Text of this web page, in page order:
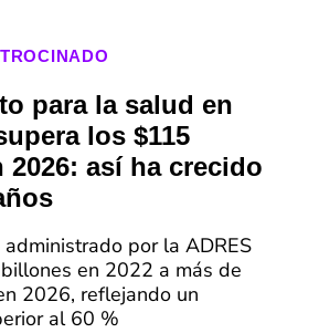
para la salud en
los $115
así ha crecido
por la ADRES
en 2022 a más de
2026, reflejando un
al 60 %